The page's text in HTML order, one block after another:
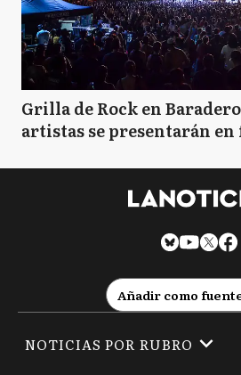
Grilla de Rock en Baradero
artistas se presentarán
Añadir como
NOTICIAS POR RUBRO